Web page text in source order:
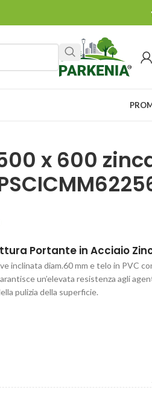
x 600
Portante in Acciaio
inclinata diam.60 mm e telo in PVC
un’elevata resistenza agli
pulizia della superficie.